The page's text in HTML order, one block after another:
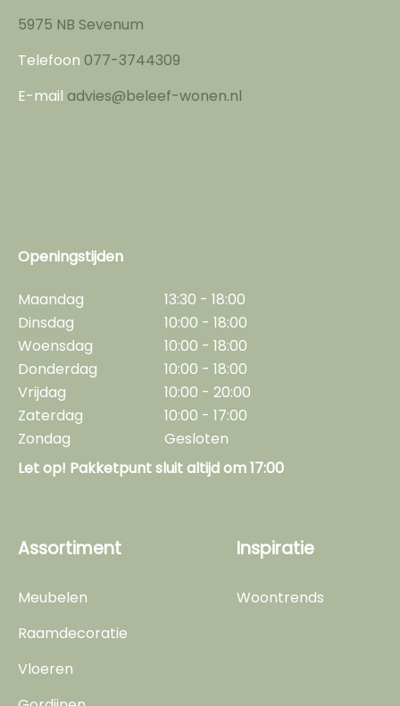
5975 NB Sevenum
Telefoon 077-3744309
E-mail advies@beleef-wonen.nl
Openingstijden
Maandag
13:30 - 18:00
Dinsdag
10:00 - 18:00
Woensdag
10:00 - 18:00
Donderdag
10:00 - 18:00
Vrijdag
10:00 - 20:00
Zaterdag
10:00 - 17:00
Zondag
Gesloten
Let op! Pakketpunt sluit altijd om 17:00
Assortiment
Meubelen
Raamdecoratie
Vloeren
Inspiratie
Woontrends